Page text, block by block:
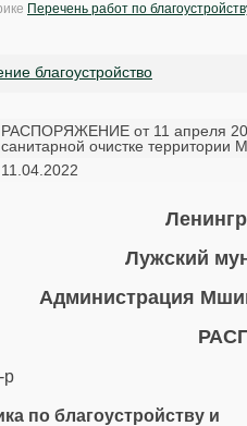
Перечень работ по
благоустройство
РАСПОРЯЖЕНИЕ от 11 апреля
санитарной очистке территории
11.04.2022
Лужский
Администрация
р
по благоустройству и